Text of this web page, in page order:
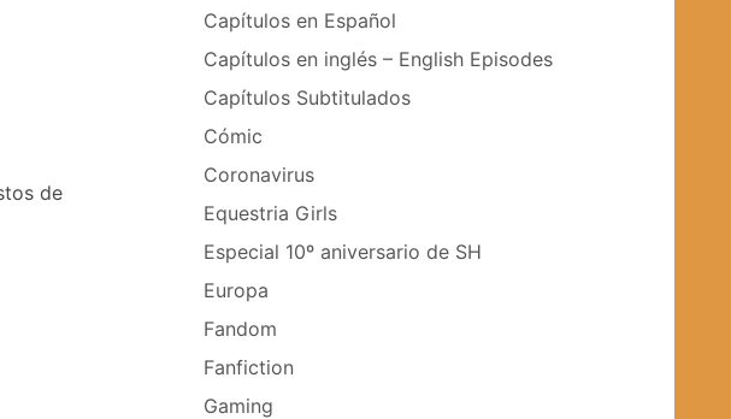
de
Capítulos en Español
Capítulos en inglés – English Episodes
Capítulos Subtitulados
Cómic
Coronavirus
Equestria Girls
Especial 10º aniversario de SH
Europa
Fandom
Fanfiction
Gaming